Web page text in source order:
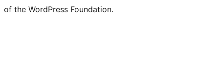
of the WordPress Foundation.